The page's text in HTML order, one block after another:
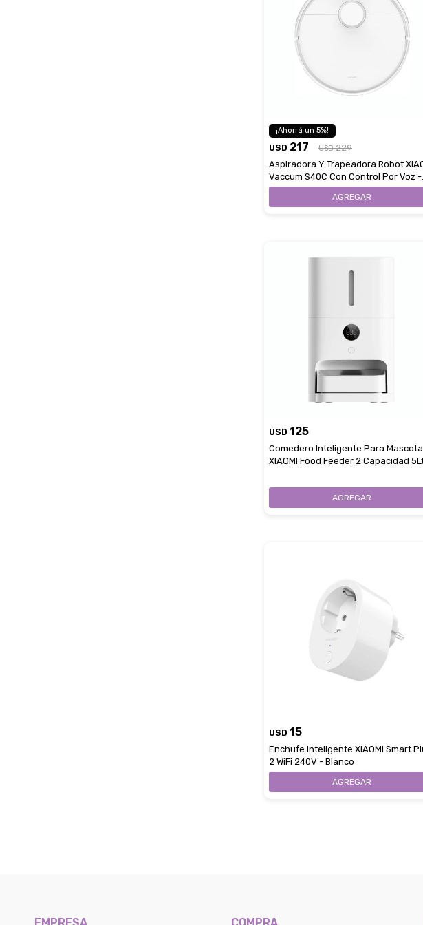
5
USD 217 USD 229
Aspiradora Y Trapeadora Robot
Vaccum S40C Con Control Por Voz -
White
USD 125
Comedero Inteligente Para
XIAOMI Food Feeder 2 Capacidad
USD 15
Enchufe Inteligente XIAOMI Smart
2 WiFi 240V - Blanco
Fecha de
Elegí
de pago